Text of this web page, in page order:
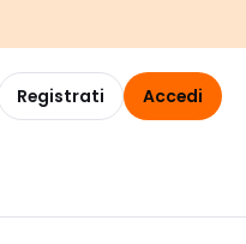
Registrati Accedi